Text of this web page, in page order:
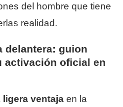
del hombre que tiene
realidad.
delantera: guion
activación oficial en
ligera ventaja en la